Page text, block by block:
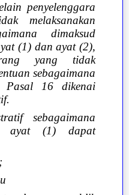
penyelenggara
melaksanakan
dimaksud
(1) dan ayat (2),
yang tidak
sebagaimana
Pasal 16 dikenai
sebagaimana
ayat (1) dapat